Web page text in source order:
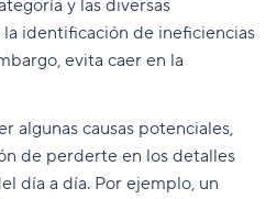
y las diversas
identificación de ineficiencias
evita caer en la
algunas causas potenciales,
de perderte en los detalles
día a día. Por ejemplo, un